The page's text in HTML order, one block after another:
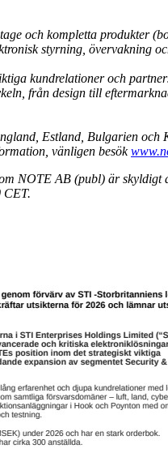
och kompletta produkter
styrning, övervakning
kundrelationer och
från design till
Estland, Bulgarien
vänligen besök
NOTE AB (publ) är skyldigt
CET.